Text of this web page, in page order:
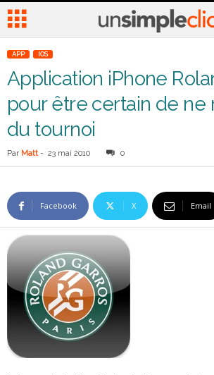
APP IOS
Application iPhone
pour être certain de ne
du tournoi
Par Matt - 23 mai 2010 0
Facebook X Email